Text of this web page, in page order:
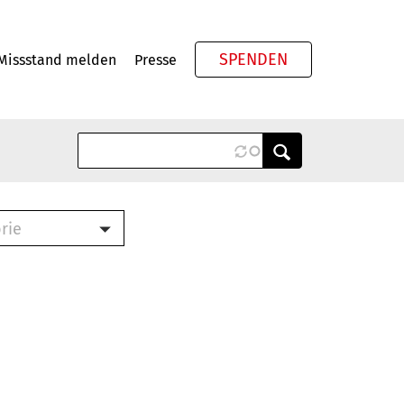
melden Presse SPENDEN